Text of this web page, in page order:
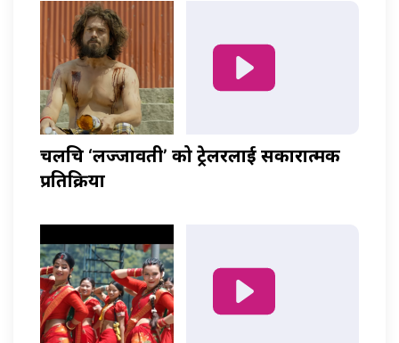
चलचित्र ‘लज्जावती’ को ट्रेलरलाई सकारात्मक
प्रतिक्रिया